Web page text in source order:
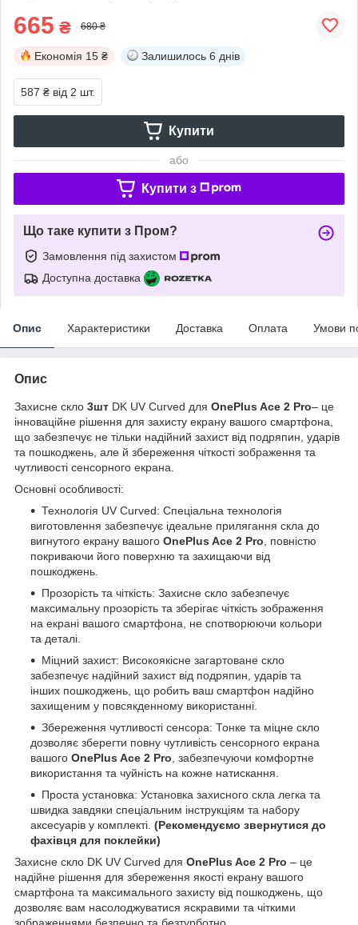
665 ₴ 680 ₴
Економія 15 ₴ Залишилось 6 днів
587 ₴ від 2 шт.
Купити
або
Купити з
Що таке купити з Пром?
Замовлення під захистом
Доступна доставка
Опис Характеристики Доставка Оплата Умови
Опис
Захисне скло 3шт DK UV Curved для OnePlus Ace 2 Pro– це
інноваційне рішення для захисту екрану вашого смартфона,
що забезпечує не тільки надійний захист від подряпин, ударів
та пошкоджень, але й збереження чіткості зображення та
чутливості сенсорного екрана.
Основні особливості:
Технологія UV Curved: Спеціальна технологія
виготовлення забезпечує ідеальне прилягання скла до
вигнутого екрану вашого OnePlus Ace 2 Pro , повністю
покриваючи його поверхню та захищаючи від
пошкоджень.
Прозорість та чіткість: Захисне скло забезпечує
максимальну прозорість та зберігає чіткість зображення
на екрані вашого смартфона, не спотворюючи кольори
та деталі.
Міцний захист: Високоякісне загартоване скло
забезпечує надійний захист від подряпин, ударів та
інших пошкоджень, що робить ваш смартфон надійно
захищеним у повсякденному використанні.
Збереження чутливості сенсора: Тонке та міцне скло
дозволяє зберегти повну чутливість сенсорного екрана
вашого OnePlus Ace 2 Pro , забезпечуючи комфортне
використання та чуйність на кожне натискання.
Проста установка: Установка захисного скла легка та
швидка завдяки спеціальним інструкціям та набору
аксесуарів у комплекті. (Рекомендуємо звернутися до
фахівця для поклейки)
Захисне скло DK UV Curved для OnePlus Ace 2 Pro – це
надійне рішення для збереження якості екрану вашого
смартфона та максимального захисту від пошкоджень, що
дозволяє вам насолоджуватися яскравими та чіткими
зображеннями безпечно та безтурботно.